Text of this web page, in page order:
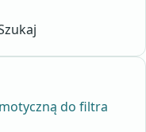
do filtra